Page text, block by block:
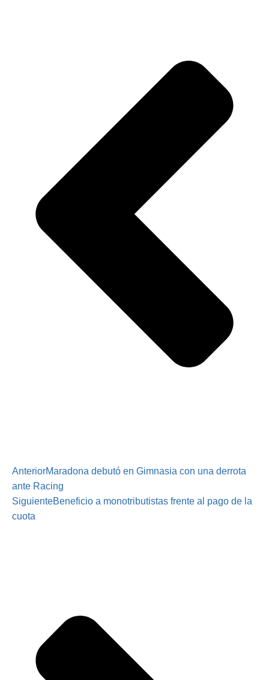
AnteriorMaradona debutó en Gimnasia con una derrota
ante Racing
SiguienteBeneficio a monotributistas frente al pago de la
cuota